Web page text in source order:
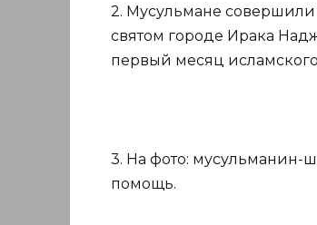
2. Мусульмане
святом городе Ирака
первый месяц
3. На фото: мусульманин-
помощь.